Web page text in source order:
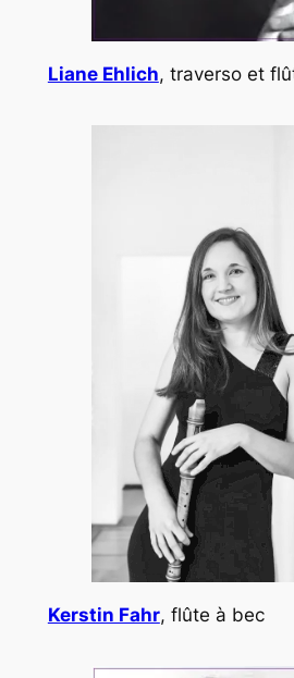
Liane Ehlich, traverso et
Kerstin Fahr, flûte à bec